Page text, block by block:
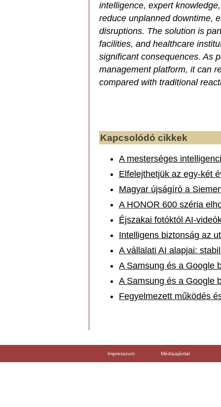
intelligence, expert
reduce unplanned downtime,
disruptions. The solution is
facilities, and healthcare
significant consequences. As
management platform, it can
compared with traditional
Kapcsolódó cikkek
A mesterséges
Elfelejthetjük az egy-két
Magyar újságíró a
A HONOR 600 széria
Éjszakai fotóktól AI-
Intelligens biztonság az
A vállalati AI alapjai:
A Samsung és a Google
A Samsung és a Google
Fegyelmezett működés
Impresszum Médiaajánlat